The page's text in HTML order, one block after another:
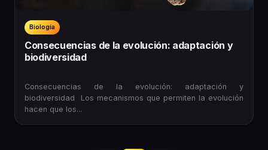
Biología
Consecuencias de la evolución: adaptación y
biodiversidad
Consecuencias de la evolución: adaptación y
biodiversidad Los mecanismos que permiten la evolución
hacen que los...